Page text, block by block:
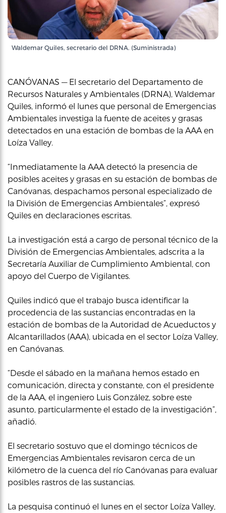
Waldemar Quiles, secretario del DRNA. (Suministrada)
CANÓVANAS — El secretario del Departamento de
Recursos Naturales y Ambientales (DRNA), Waldemar
Quiles, informó el lunes que personal de Emergencias
Ambientales investiga la fuente de aceites y grasas
detectados en una estación de bombas de la AAA en
Loíza Valley.
“Inmediatamente la AAA detectó la presencia de
posibles aceites y grasas en su estación de bombas de
Canóvanas, despachamos personal especializado de
la División de Emergencias Ambientales”, expresó
Quiles en declaraciones escritas.
La investigación está a cargo de personal técnico de la
División de Emergencias Ambientales, adscrita a la
Secretaría Auxiliar de Cumplimiento Ambiental, con
apoyo del Cuerpo de Vigilantes.
Quiles indicó que el trabajo busca identificar la
procedencia de las sustancias encontradas en la
estación de bombas de la Autoridad de Acueductos y
Alcantarillados (AAA), ubicada en el sector Loíza Valley,
en Canóvanas.
“Desde el sábado en la mañana hemos estado en
comunicación, directa y constante, con el presidente
de la AAA, el ingeniero Luis González, sobre este
asunto, particularmente el estado de la investigación”,
añadió.
El secretario sostuvo que el domingo técnicos de
Emergencias Ambientales revisaron cerca de un
kilómetro de la cuenca del río Canóvanas para evaluar
posibles rastros de las sustancias.
La pesquisa continuó el lunes en el sector Loíza Valley,